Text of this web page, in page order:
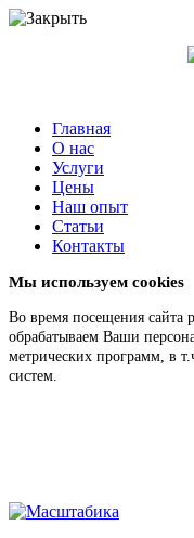
Главная
О нас
Услуги
Цены
Наш опыт
Статьи
Контакты
Мы используем cookies
Во время посещения сайта
обрабатываем Ваши
метрических программ, в
систем.